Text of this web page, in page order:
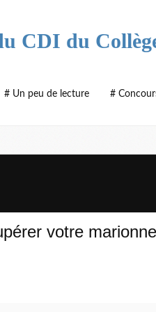
CDI du
# Un peu de lecture #
votre